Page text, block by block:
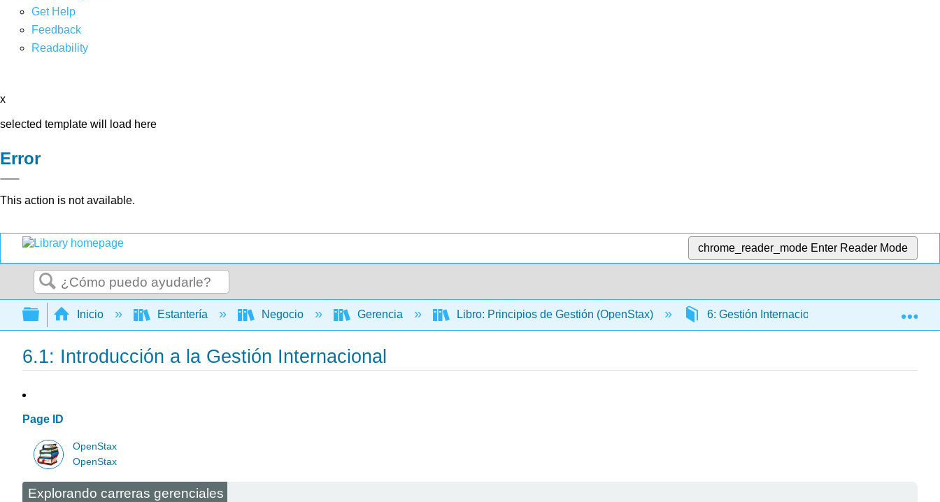
Get Help
Feedback
Readability
x
selected template will load here
Error
This action is not available.
chrome_reader_mode Enter Reader Mode
Buscar
Expandir/contraer jerarquía global
Inicio Estantería Negocio Gerencia Libro: Principios de Gestión (OpenStax) 6: Gestión Internacional 6.1:
6.1: Introducción a la Gestión Internacional
Page ID
OpenStax
OpenStax
Explorando carreras gerenciales